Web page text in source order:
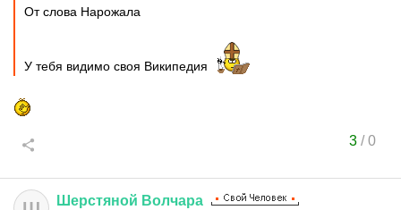
От слова Нарожала
У тебя видимо своя Википедия
3/0
Шерстяной Волчара